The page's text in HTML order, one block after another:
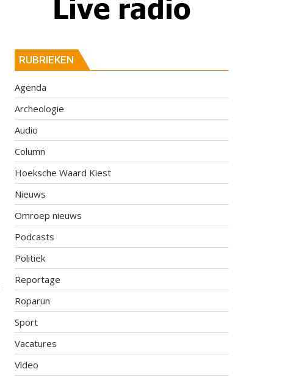
RUBRIEKEN
Agenda
Archeologie
Audio
Column
Hoeksche Waard Kiest
Nieuws
Omroep nieuws
Podcasts
Politiek
Reportage
Roparun
Sport
Vacatures
Video